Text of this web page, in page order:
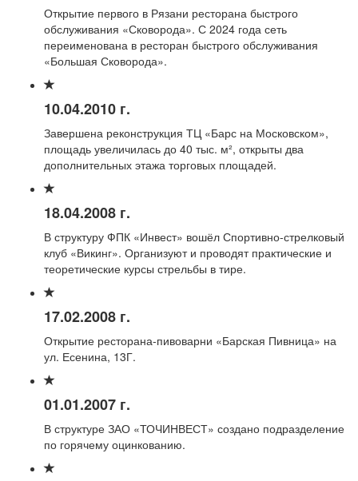
Открытие первого в Рязани ресторана быстрого
обслуживания «Сковорода». С 2024 года сеть
переименована в ресторан быстрого обслуживания
«Большая Сковорода».
10.04.2010 г.
Завершена реконструкция ТЦ «Барс на Московском»,
площадь увеличилась до 40 тыс. м², открыты два
дополнительных этажа торговых площадей.
18.04.2008 г.
В структуру ФПК «Инвест» вошёл Спортивно-стрелковый
клуб «Викинг». Организуют и проводят практические и
теоретические курсы стрельбы в тире.
17.02.2008 г.
Открытие ресторана-пивоварни «Барская Пивница» на
ул. Есенина, 13Г.
01.01.2007 г.
В структуре ЗАО «ТОЧИНВЕСТ» создано подразделение
по горячему оцинкованию.